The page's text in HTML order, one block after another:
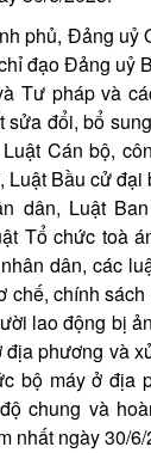
phủ, Đảng uỷ
đạo Đảng uỷ
Tư pháp và
sửa đổi, bổ
Cán bộ,
Luật Bầu cử
dân, Luật
Tổ chức toà
dân, các
chế, chính
lao động bị
phương và
bộ máy ở địa
chung và
nhất ngày 30/6/